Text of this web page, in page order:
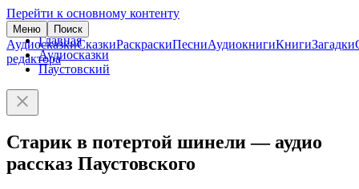
Перейти к основному контенту
Меню Поиск
АудиосказкиСказкиРаскраскиПесниАудиокнигиКнигиЗагадки
редактора
Главная
Аудиосказки
Паустовский
Старик в потертой шинели — аудио
рассказ Паустовского